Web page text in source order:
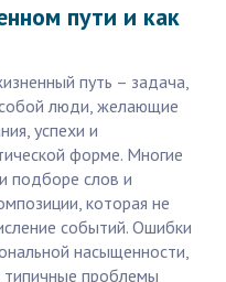
пути и как
путь – задача,
люди, желающие
успехи и
форме. Многие
подборе слов и
которая не
событий. Ошибки
насыщенности,
проблемы